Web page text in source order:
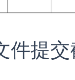
件提